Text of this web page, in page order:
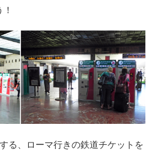
る、ローマ行きの鉄道チケットを